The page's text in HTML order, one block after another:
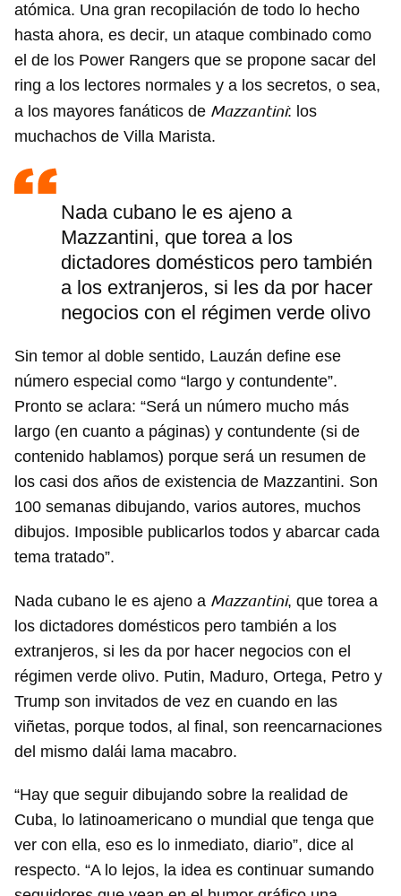
atómica. Una gran recopilación de todo lo hecho
hasta ahora, es decir, un ataque combinado como
el de los Power Rangers que se propone sacar del
ring a los lectores normales y a los secretos, o sea,
a los mayores fanáticos de Mazzantini: los
muchachos de Villa Marista.
Nada cubano le es ajeno a
Mazzantini, que torea a los
dictadores domésticos pero también
a los extranjeros, si les da por hacer
negocios con el régimen verde olivo
Sin temor al doble sentido, Lauzán define ese
número especial como “largo y contundente”.
Pronto se aclara: “Será un número mucho más
largo (en cuanto a páginas) y contundente (si de
contenido hablamos) porque será un resumen de
los casi dos años de existencia de Mazzantini. Son
100 semanas dibujando, varios autores, muchos
dibujos. Imposible publicarlos todos y abarcar cada
tema tratado”.
Nada cubano le es ajeno a Mazzantini, que torea a
los dictadores domésticos pero también a los
extranjeros, si les da por hacer negocios con el
régimen verde olivo. Putin, Maduro, Ortega, Petro y
Trump son invitados de vez en cuando en las
viñetas, porque todos, al final, son reencarnaciones
del mismo dalái lama macabro.
“Hay que seguir dibujando sobre la realidad de
Cuba, lo latinoamericano o mundial que tenga que
ver con ella, eso es lo inmediato, diario”, dice al
respecto. “A lo lejos, la idea es continuar sumando